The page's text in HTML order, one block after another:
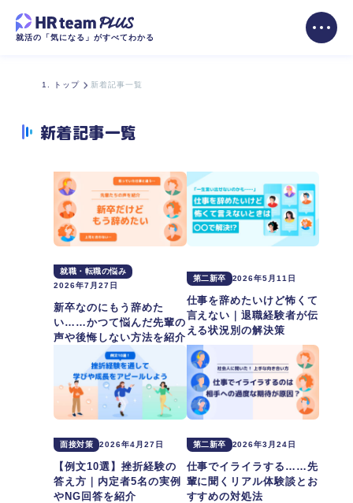
就活の「気になる」がすべてわかる
トップ 新着記事一覧
新着記事一覧
就職・転職の悩み
2026年7月27日
新卒なのにもう辞めた
い……かつて悩んだ先輩の
声や後悔しない方法を紹介
第二新卒 2026年5月11日
仕事を辞めたいけど怖くて
言えない｜退職経験者が伝
える状況別の解決策
面接対策 2026年4月27日
【例文10選】挫折経験の
答え方｜内定者5名の実例
やNG回答を紹介
第二新卒 2026年3月24日
仕事でイライラする……先
輩に聞くリアル体験談とお
すすめの対処法